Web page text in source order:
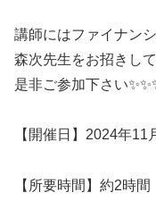
講師にはファイナン
森次先生をお招きし
是非ご参加下さい
【開催日】2024年
【所要時間】約2時間